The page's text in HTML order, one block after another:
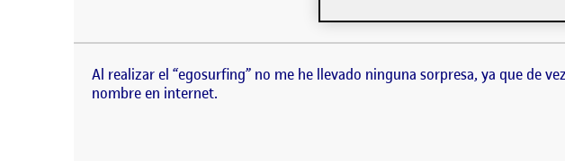
Al realizar el “egosurfing” no me he llevado ninguna sorpresa, ya que de vez
Al realizar el “egosurfing” no me he llevado ninguna sorpresa, ya que de
nombre en internet.